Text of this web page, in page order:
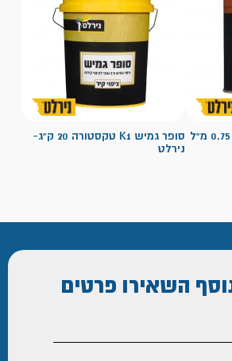
סופר גמיש K1 טקסטורה 20 ק"ג-
נירלט
השאירו פרטים